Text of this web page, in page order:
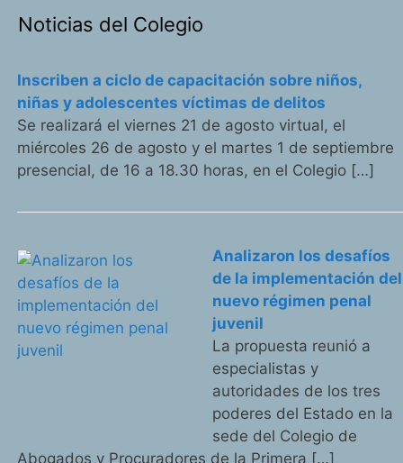
Noticias del Colegio
Inscriben a ciclo de capacitación sobre niños,
niñas y adolescentes víctimas de delitos
Se realizará el viernes 21 de agosto virtual, el
miércoles 26 de agosto y el martes 1 de septiembre
presencial, de 16 a 18.30 horas, en el Colegio […]
Analizaron los desafíos
de la implementación del
nuevo régimen penal
juvenil
La propuesta reunió a
especialistas y
autoridades de los tres
poderes del Estado en la
sede del Colegio de
Abogados y Procuradores de la Primera […]